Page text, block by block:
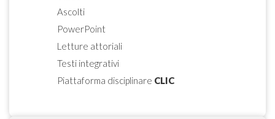
Ascolti
PowerPoint
Letture attoriali
Testi integrativi
Piattaforma disciplinare CLIC